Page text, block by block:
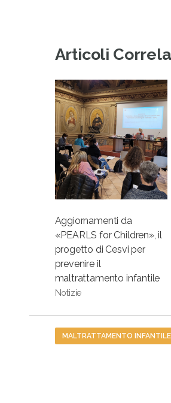
Articoli
Aggiornamenti da
«PEARLS for Children», il
progetto di Cesvi per
prevenire il
maltrattamento infantile
Notizie
Tag
MALTRATTAMENTO INFANTILE